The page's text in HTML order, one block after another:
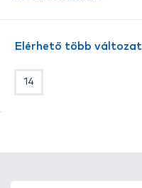
horog. Mivel
felhajtóerejű csalikat
Elérhető több
14